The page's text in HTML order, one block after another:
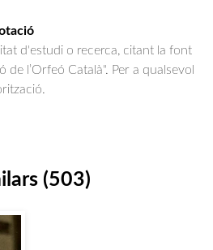
d'estudi o recerca, citant la font
l’Orfeó Català". Per a qualsevol
(503)